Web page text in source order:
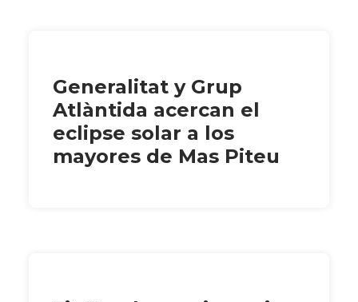
Generalitat y Grup
Atlàntida acercan el
eclipse solar a los
mayores de Mas Piteu